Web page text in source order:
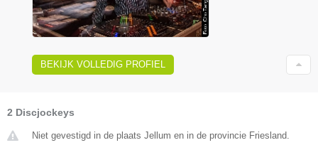
BEKIJK VOLLEDIG PROFIEL
2 Discjockeys
Niet gevestigd in de plaats Jellum en in de provincie Friesland.